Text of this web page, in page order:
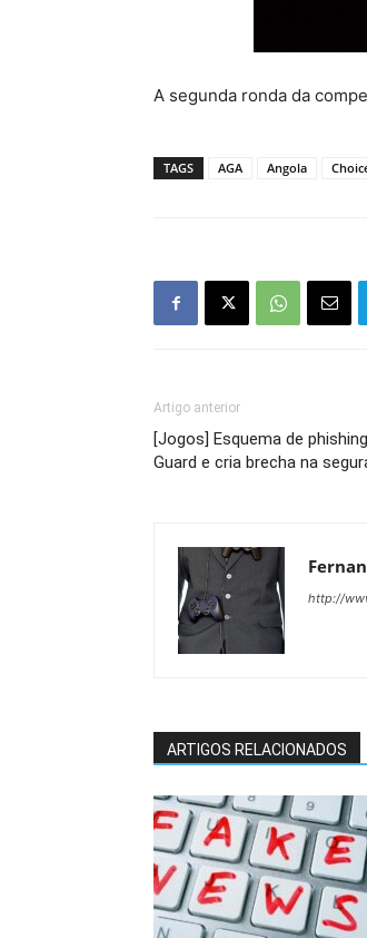
A segunda ronda da
TAGS AGA Angola
Artigo anterior
[Jogos] Esquema de
Guard e cria brecha na
http://
ARTIGOS RELACIONADOS